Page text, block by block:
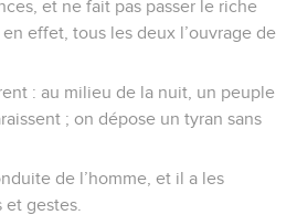
et ne fait pas passer le riche
effet, tous les deux l’ouvrage de
: au milieu de la nuit, un peuple
; on dépose un tyran sans
de l’homme, et il a les
et gestes.